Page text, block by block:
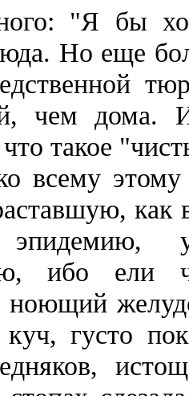
"Я бы
Но еще
чем дома.
такое
этому
как
эпидемию,
ибо ели
ноющий
густо